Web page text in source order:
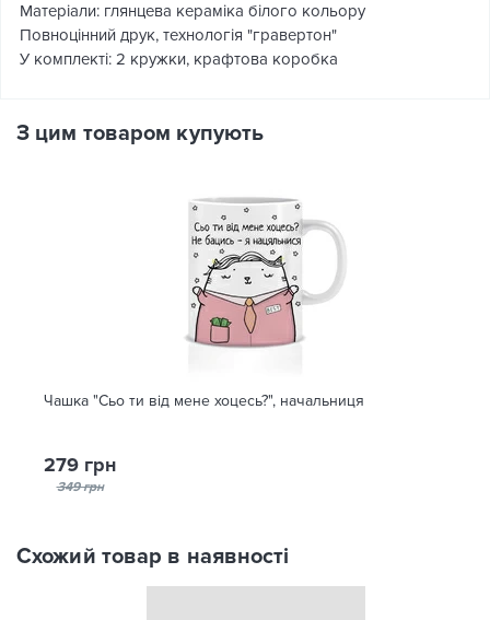
Матеріали: глянцева кераміка білого кольору
Повноцінний друк, технологія "гравертон"
У комплекті: 2 кружки, крафтова коробка
З цим товаром купують
Чашка "Сьо ти від мене хоцесь?", начальниця
279 грн
349 грн
Схожий товар в наявності